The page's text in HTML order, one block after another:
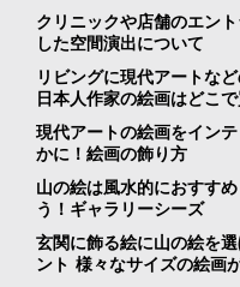
クリニックや店舗のエン
した空間演出について
リビングに現代アートな
日本人作家の絵画はどこで
現代アートの絵画をイン
かに！絵画の飾り方
山の絵は風水的におすす
う！ギャラリーシーズ
玄関に飾る絵に山の絵を
ント 様々なサイズの絵画